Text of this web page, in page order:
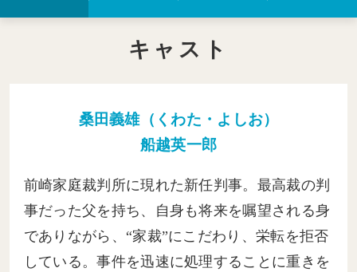
キャスト
桑田義雄（くわた・よしお）
船越英一郎
前崎家庭裁判所に現れた新任判事。最高裁の判
事だった父を持ち、自身も将来を嘱望される身
でありながら、“家裁”にこだわり、栄転を拒否
している。事件を迅速に処理することに重きを